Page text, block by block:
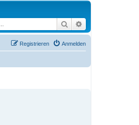
Suche
Anmelden
Registrieren